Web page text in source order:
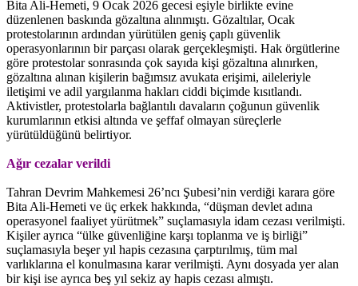
Bita Ali-Hemeti, 9 Ocak 2026 gecesi eşiyle birlikte evine
düzenlenen baskında gözaltına alınmıştı. Gözaltılar, Ocak
protestolarının ardından yürütülen geniş çaplı güvenlik
operasyonlarının bir parçası olarak gerçekleşmişti. Hak örgütlerine
göre protestolar sonrasında çok sayıda kişi gözaltına alınırken,
gözaltına alınan kişilerin bağımsız avukata erişimi, aileleriyle
iletişimi ve adil yargılanma hakları ciddi biçimde kısıtlandı.
Aktivistler, protestolarla bağlantılı davaların çoğunun güvenlik
kurumlarının etkisi altında ve şeffaf olmayan süreçlerle
yürütüldüğünü belirtiyor.
Ağır cezalar verildi
Tahran Devrim Mahkemesi 26’ncı Şubesi’nin verdiği karara göre
Bita Ali-Hemeti ve üç erkek hakkında, “düşman devlet adına
operasyonel faaliyet yürütmek” suçlamasıyla idam cezası verilmişti.
Kişiler ayrıca “ülke güvenliğine karşı toplanma ve iş birliği”
suçlamasıyla beşer yıl hapis cezasına çarptırılmış, tüm mal
varlıklarına el konulmasına karar verilmişti. Aynı dosyada yer alan
bir kişi ise ayrıca beş yıl sekiz ay hapis cezası almıştı.